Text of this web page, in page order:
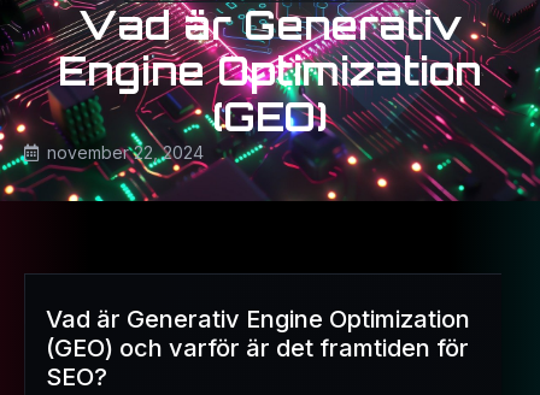
Vad är Generativ
Engine Optimization
(GEO)
november 22, 2024
Vad är Generativ Engine Optimization
(GEO) och varför är det framtiden för
SEO?